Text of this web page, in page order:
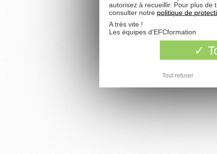
autorisez à recueillir. Pour plus de
consulter notre politique de
A très vite !
Les équipes d'EFCformation
Tout refuser